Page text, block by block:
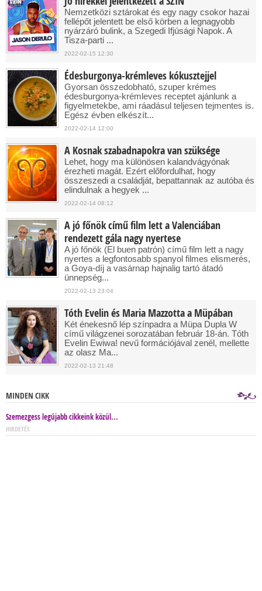
Nemzetközi sztárokat és egy nagy csokor hazai
fellépőt jelentett be első körben a legnagyobb
nyárzáró bulink, a Szegedi Ifjúsági Napok. A
Tisza-parti ...
2022-02-15 12:30
Édesburgonya-krémleves kókusztejjel
Gyorsan összedobható, szuper krémes
édesburgonya-krémleves receptet ajánlunk a
figyelmetekbe, ami ráadásul teljesen tejmentes is.
Egész évben elkészít...
2022-02-14 12:00
A Kosnak szabadnapokra van szüksége
Lehet, hogy ma különösen kalandvágyónak
érezheti magát. Ezért előfordulhat, hogy
összeszedi a családját, bepattannak az autóba és
elindulnak a hegyek ...
2022-02-14 08:12
A jó főnök című film lett a Valenciában
rendezett gála nagy nyertese
A jó főnök (El buen patrón) című film lett a nagy
nyertes a legfontosabb spanyol filmes elismerés,
a Goya-díj a vasárnap hajnalig tartó átadó
ünnepség...
2022-02-13 23:04
Tóth Evelin és Maria Mazzotta a Müpában
Két énekesnő lép színpadra a Müpa Dupla W
című világzenei sorozatában február 18-án. Tóth
Evelin Ewiwa! nevű formációjával zenél, mellette
az olasz Ma...
2022-02-13 21:48
MINDEN CIKK
Szemezgess legújabb cikkeink közül...
HIRDETÉS